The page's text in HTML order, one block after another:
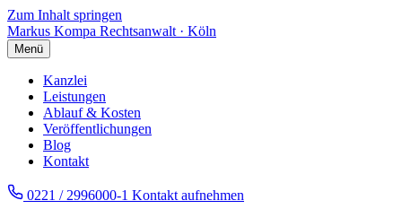
Zum Inhalt springen
Markus Kompa Rechtsanwalt · Köln
Menü
Kanzlei
Leistungen
Ablauf & Kosten
Veröffentlichungen
Blog
Kontakt
0221 / 2996000-1 Kontakt aufnehmen